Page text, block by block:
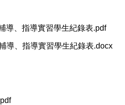
導、指導實習學生紀錄表.pdf
導、指導實習學生紀錄表.docx